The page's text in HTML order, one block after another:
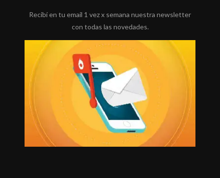
Recibí en tu email 1 vez x semana nuestra newsletter
con todas las novedades.